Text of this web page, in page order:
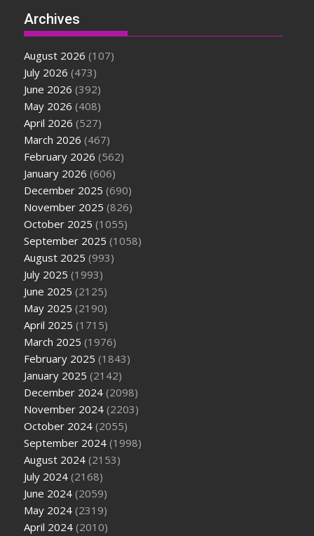
Archives
August 2026 (107)
July 2026 (473)
June 2026 (392)
May 2026 (408)
April 2026 (527)
March 2026 (467)
February 2026 (562)
January 2026 (606)
December 2025 (690)
November 2025 (826)
October 2025 (1055)
September 2025 (1058)
August 2025 (993)
July 2025 (1993)
June 2025 (2125)
May 2025 (2190)
April 2025 (1715)
March 2025 (1976)
February 2025 (1843)
January 2025 (2142)
December 2024 (2098)
November 2024 (2203)
October 2024 (2055)
September 2024 (1998)
August 2024 (2153)
July 2024 (2168)
June 2024 (2059)
May 2024 (2319)
April 2024 (2010)